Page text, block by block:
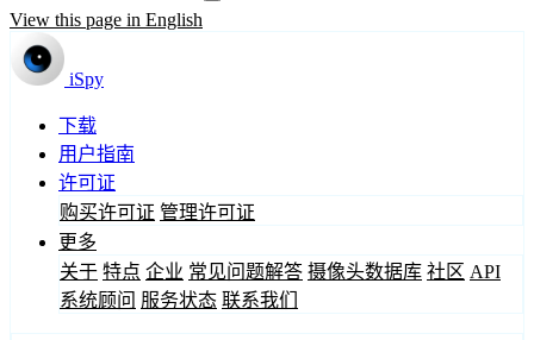
View this page in English
iSpy
下载
用户指南
许可证
购买许可证 管理许可证
更多
关于 特点 企业 常见问题解答 摄像头数据库 社区 API
系统顾问 服务状态 联系我们